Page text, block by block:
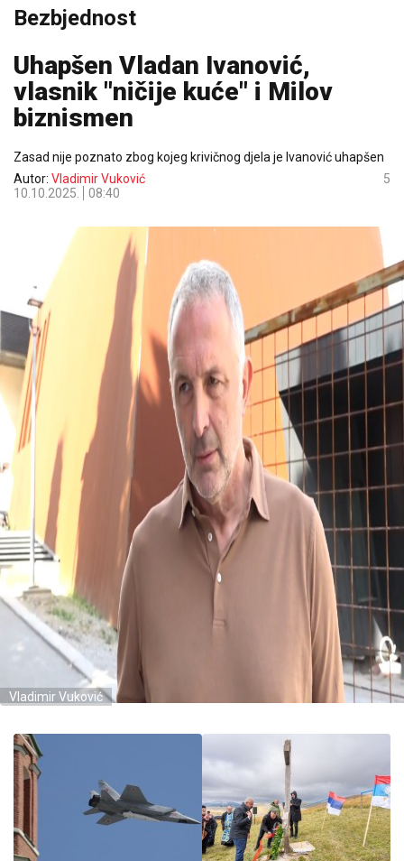
Bezbjednost
Uhapšen Vladan Ivanović,
vlasnik "ničije kuće" i Milov
biznismen
Zasad nije poznato zbog kojeg krivičnog djela je Ivanović uhapšen
Autor: Vladimir Vuković
10.10.2025.
08:40
5
Vladimir Vuković